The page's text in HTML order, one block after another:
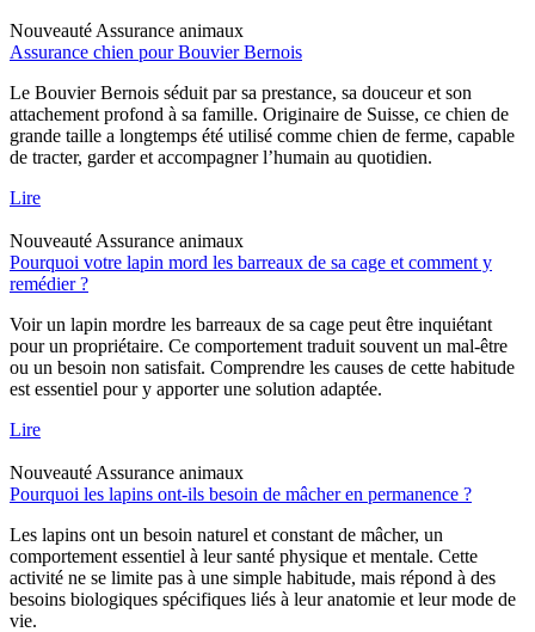
Nouveauté Assurance animaux
Assurance chien pour Bouvier Bernois
Le Bouvier Bernois séduit par sa prestance, sa douceur et son
attachement profond à sa famille. Originaire de Suisse, ce chien de
grande taille a longtemps été utilisé comme chien de ferme, capable
de tracter, garder et accompagner l’humain au quotidien.
Lire
Nouveauté Assurance animaux
Pourquoi votre lapin mord les barreaux de sa cage et comment y
remédier ?
Voir un lapin mordre les barreaux de sa cage peut être inquiétant
pour un propriétaire. Ce comportement traduit souvent un mal-être
ou un besoin non satisfait. Comprendre les causes de cette habitude
est essentiel pour y apporter une solution adaptée.
Lire
Nouveauté Assurance animaux
Pourquoi les lapins ont-ils besoin de mâcher en permanence ?
Les lapins ont un besoin naturel et constant de mâcher, un
comportement essentiel à leur santé physique et mentale. Cette
activité ne se limite pas à une simple habitude, mais répond à des
besoins biologiques spécifiques liés à leur anatomie et leur mode de
vie.